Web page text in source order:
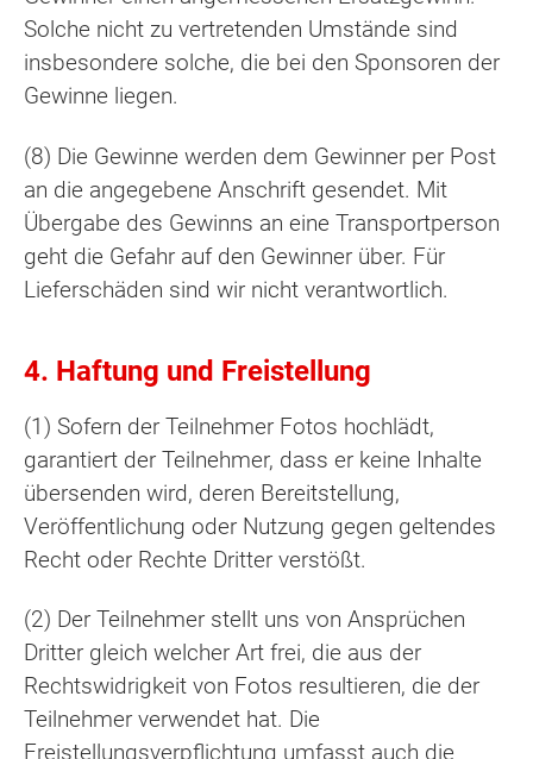
Solche nicht zu vertretenden Umstände sind
insbesondere solche, die bei den Sponsoren der
Gewinne liegen.
(8) Die Gewinne werden dem Gewinner per Post
an die angegebene Anschrift gesendet. Mit
Übergabe des Gewinns an eine Transportperson
geht die Gefahr auf den Gewinner über. Für
Lieferschäden sind wir nicht verantwortlich.
4. Haftung und Freistellung
(1) Sofern der Teilnehmer Fotos hochlädt,
garantiert der Teilnehmer, dass er keine Inhalte
übersenden wird, deren Bereitstellung,
Veröffentlichung oder Nutzung gegen geltendes
Recht oder Rechte Dritter verstößt.
(2) Der Teilnehmer stellt uns von Ansprüchen
Dritter gleich welcher Art frei, die aus der
Rechtswidrigkeit von Fotos resultieren, die der
Teilnehmer verwendet hat. Die
Freistellungsverpflichtung umfasst auch die